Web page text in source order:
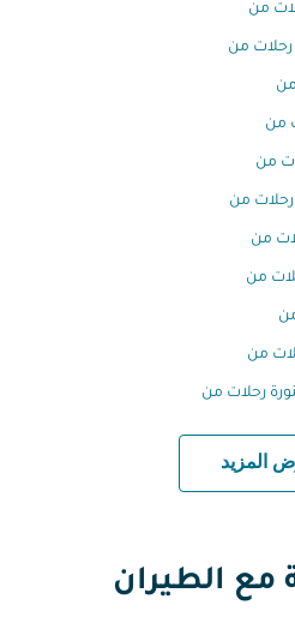
من
رحلات من
من
من
من
رحلات من
من
من
من
رحلات من
المزيد
مع الطيران